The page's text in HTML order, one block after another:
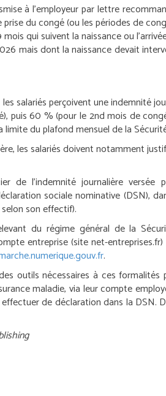
à l’employeur par lettre
du congé (ou les périodes de
qui suivent la naissance ou
mais dont la naissance devait
salariés perçoivent une indemnité
puis 60 % (pour le 2ndmois de
du plafond mensuel de la
les salariés doivent notamment
de l’indemnité journalière
sociale nominative (DSN),
son effectif).
du régime général de la
entreprise (site net-entreprises.fr)
.
outils nécessaires à ces
maladie, via leur compte
de déclaration dans la DSN.